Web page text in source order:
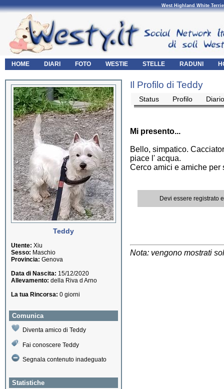
West Highland White
HOME DIARI FOTO WESTIE STELLE RADUNI
Teddy
Utente: Xiu
Sesso: Maschio
Provincia: Genova
Data di Nascita: 15/12/2020
Allevamento: della Riva d Arno
La tua Rincorsa: 0 giorni
Comunica
Diventa amico di Teddy
Fai conoscere Teddy
Segnala contenuto inadeguato
Statistiche
Il Profilo di Teddy
Status Profilo Diario
Mi presento...
Bello, simpatico.
piace l' acqua.
Cerco amici e amiche per
Devi essere registrato
Nota: vengono mostrati